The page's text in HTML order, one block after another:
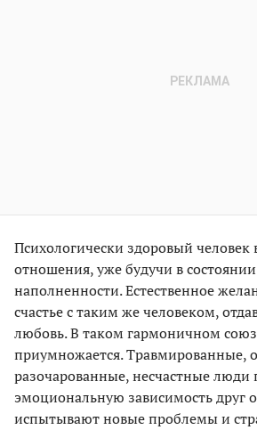
Психологически здоровый человек
отношения, уже будучи в
наполненности. Естественное
счастье с таким же человеком,
любовь. В таком гармоничном
приумножается. Травмированные,
разочарованные, несчастные люди
эмоциональную зависимость друг
испытывают новые проблемы и